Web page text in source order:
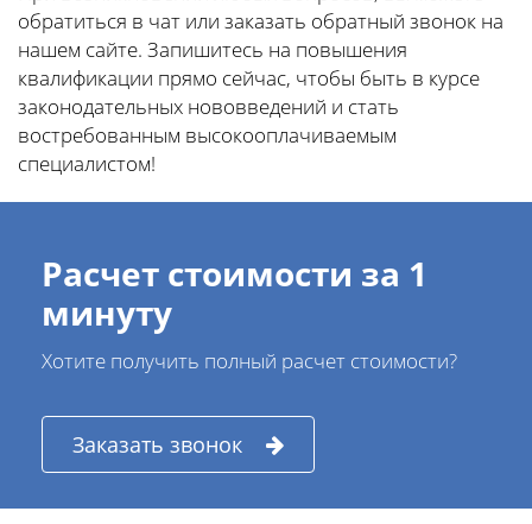
обратиться в чат или заказать обратный звонок на
нашем сайте. Запишитесь на повышения
квалификации прямо сейчас, чтобы быть в курсе
законодательных нововведений и стать
востребованным высокооплачиваемым
специалистом!
Расчет стоимости за 1
минуту
Хотите получить полный расчет стоимости?
Заказать звонок